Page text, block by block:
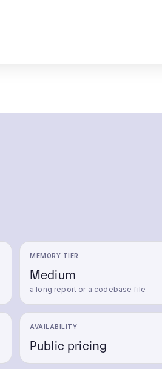
MEMORY TIER
Medium
a long report or a codebase file
AVAILABILITY
Public pricing